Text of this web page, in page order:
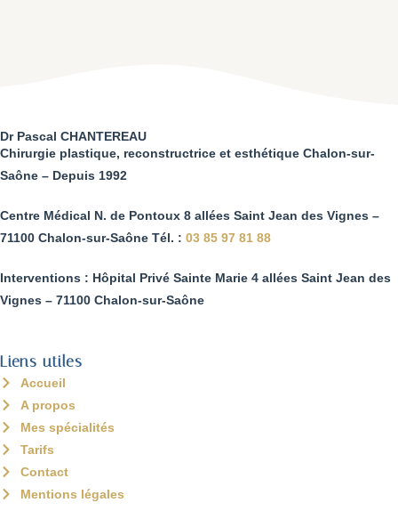
Dr Pascal CHANTEREAU
Chirurgie plastique, reconstructrice et esthétique Chalon-sur-
Saône – Depuis 1992
Centre Médical N. de Pontoux 8 allées Saint Jean des Vignes –
71100 Chalon-sur-Saône Tél. : 03 85 97 81 88
Interventions : Hôpital Privé Sainte Marie 4 allées Saint Jean des
Vignes – 71100 Chalon-sur-Saône
Liens utiles
Accueil
A propos
Mes spécialités
Tarifs
Contact
Mentions légales